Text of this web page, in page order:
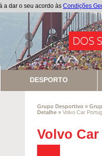
a dar o seu acordo às Condições
DESPORTO
Grupo Desportivo »
Detalhe » Volvo Car
Volvo